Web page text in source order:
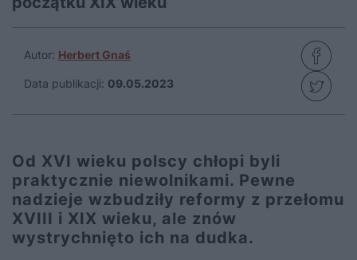
Autor: Herbert Gnaś
Data publikacji: 09.05.2023
Od XVI wieku polscy chłopi byli
praktycznie niewolnikami. Pewne
nadzieje wzbudziły reformy z przełomu
XVIII i XIX wieku, ale znów
wystrychnięto ich na dudka.